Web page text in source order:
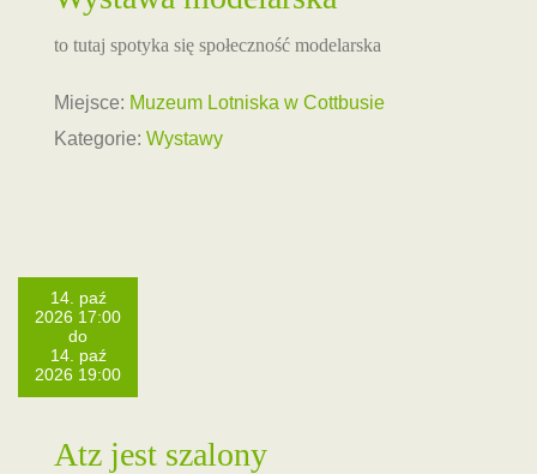
to tutaj spotyka się społeczność modelarska
Miejsce: Muzeum Lotniska w Cottbusie
Kategorie: Wystawy
14. paź
2026 17:00
do
14. paź
2026 19:00
Atz jest szalony